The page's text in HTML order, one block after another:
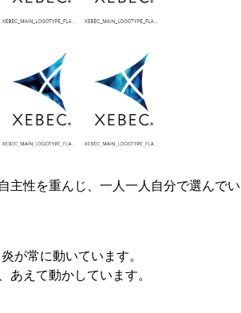
主性を重んじ、一人一人自分で選んでい
が常に動いています。
あえて動かしています。